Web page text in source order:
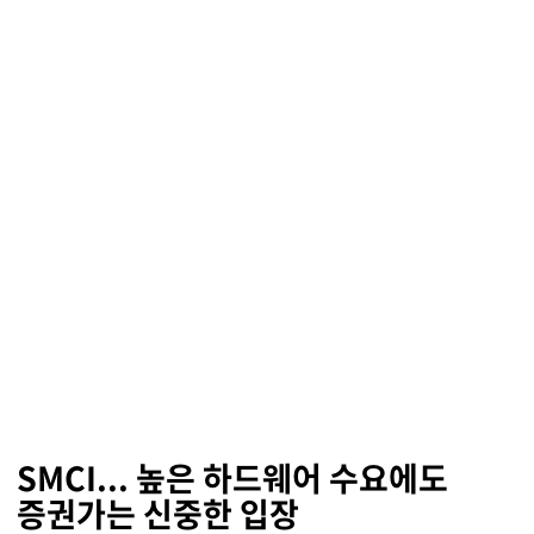
SMCI... 높은 하드웨어 수요에도
증권가는 신중한 입장